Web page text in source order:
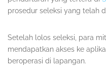
prosedur seleksi yang telah
Setelah lolos seleksi, para
mendapatkan akses ke
beroperasi di lapangan.